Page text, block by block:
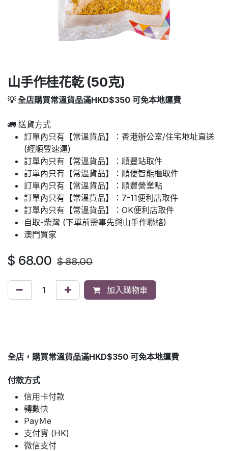
山手作桂花乾 (50克)
💡 全店購買常溫貨品滿HKD$350 可免本地運費
🚛 送貨方式
訂單內只有【常溫貨品】：香港辦公室/住宅地址直送
(經順豐速運)
訂單內只有【常溫貨品】：順豐站取件
訂單內只有【常溫貨品】：順便智能櫃取件
訂單內只有【常溫貨品】：順豐營業點
訂單內只有【常溫貨品】：7-11便利店取件
訂單內只有【常溫貨品】：OK便利店取件
自取-柴灣 (下單前需事先與山手作聯絡)
澳門買家
$ 68.00 $88.00
加入購物車
全店，購買常溫貨品滿HKD$350 可免本地運費
付款方式
信用卡付款
轉數快
PayＭe
支付寶 (HK)
微信支付